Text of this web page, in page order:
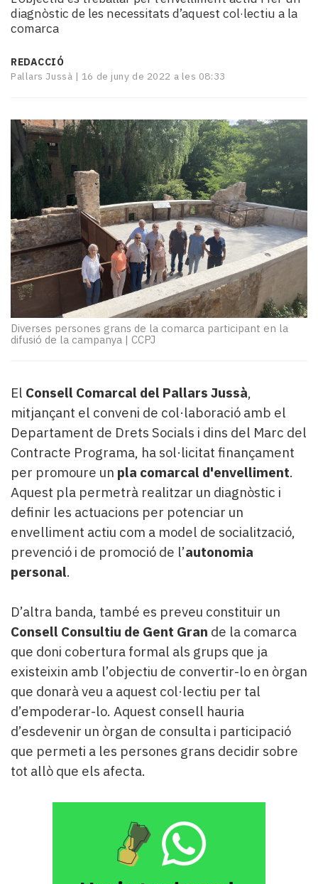
i
turisme
Esports
Mai
i
mitjans
El
temps
Reportatges
Entrevistes
Enquestes
A
escena!
Dis
la
Subscriptors
La
Pallars
Contingut
patrocinat
Lo
més
llegit...
Editorial
diagnòstic de les necessitats d’aquest col·lectiu a la
comarca
REDACCIÓ
Pallars Jussà | 16 de juny de 2022 a les 08:33
Diverses persones grans de la comarca participant en la
difusió de la campanya | CCPJ
El Consell Comarcal del Pallars Jussà,
mitjançant el conveni de col·laboració amb el
Departament de Drets Socials i dins del Marc del
Contracte Programa, ha sol·licitat finançament
per promoure un pla comarcal d'envelliment.
Aquest pla permetrà realitzar un diagnòstic i
definir les actuacions per potenciar un
envelliment actiu com a model de socialització,
prevenció i de promoció de l’autonomia
personal.
D’altra banda, també es preveu constituir un
Consell Consultiu de Gent Gran de la comarca
que doni cobertura formal als grups que ja
existeixin amb l’objectiu de convertir-lo en òrgan
que donarà veu a aquest col·lectiu per tal
d’empoderar-lo. Aquest consell hauria
d’esdevenir un òrgan de consulta i participació
que permeti a les persones grans decidir sobre
tot allò que els afecta.